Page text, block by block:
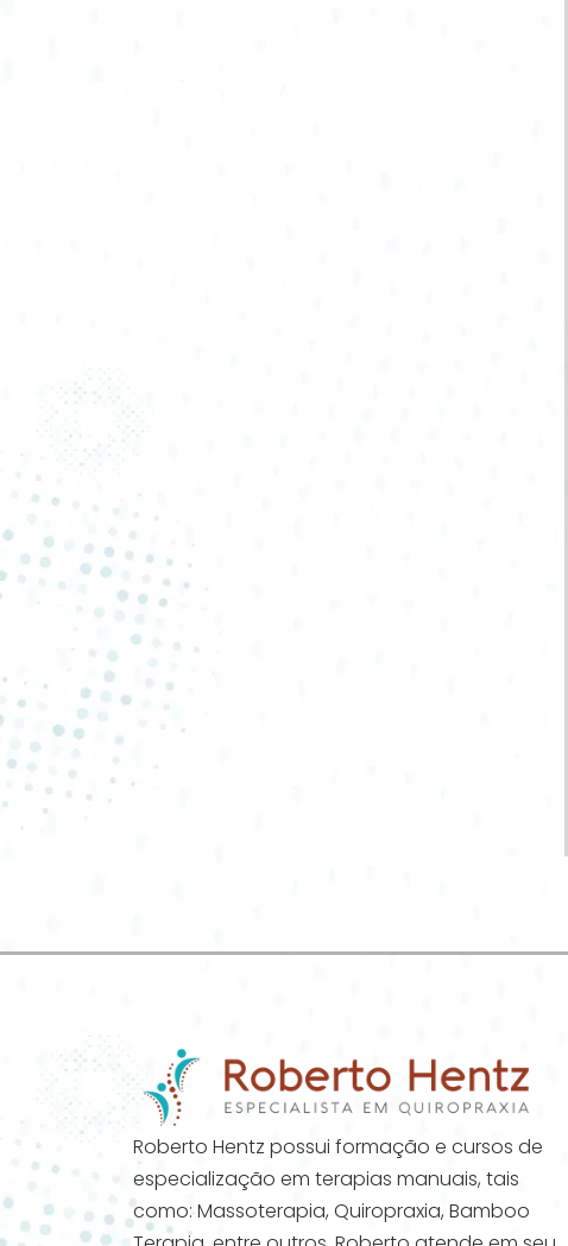
Roberto Hentz possui formação e cursos de
especialização em terapias manuais, tais
como: Massoterapia, Quiropraxia, Bamboo